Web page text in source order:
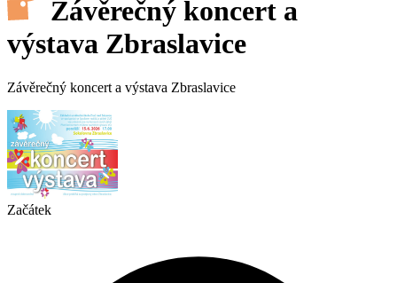
Závěrečný koncert a
výstava Zbraslavice
Závěrečný koncert a výstava Zbraslavice
Začátek